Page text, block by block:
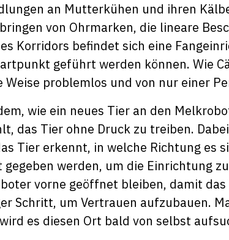
an Mutterkühen und ihren
von Ohrmarken, die lineare
Korridors befindet sich eine
geführt werden können. Wie
Weise problemlos und von nur einer
wie ein neues Tier an den
das Tier ohne Druck zu treiben.
Tier erkennt, in welche Richtung es
werden, um die Einrichtung
vorne geöffnet bleiben, damit
Schritt, um Vertrauen aufzubauen.
es diesen Ort bald von selbst